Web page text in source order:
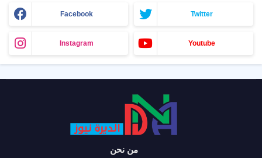
Facebook Twitter
Instagram Youtube
من نحن